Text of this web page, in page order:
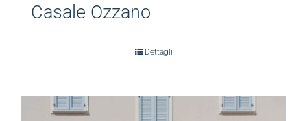
Casale Ozzano
Dettagli